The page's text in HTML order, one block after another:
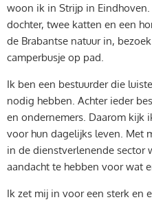
woon ik in Strijp in
dochter, twee katten en een
de Brabantse natuur in,
camperbusje op pad.
Ik ben een bestuurder die
nodig hebben. Achter ieder
en ondernemers. Daarom kijk
voor hun dagelijks leven. Met
in de dienstverlenende sector
aandacht te hebben voor wat
Ik zet mij in voor een sterk en